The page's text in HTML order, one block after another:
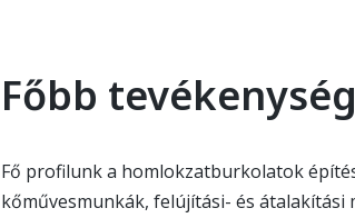
Főbb
Fő profilunk a homlokzatburkolatok
kőművesmunkák, felújítási- és átalakítási